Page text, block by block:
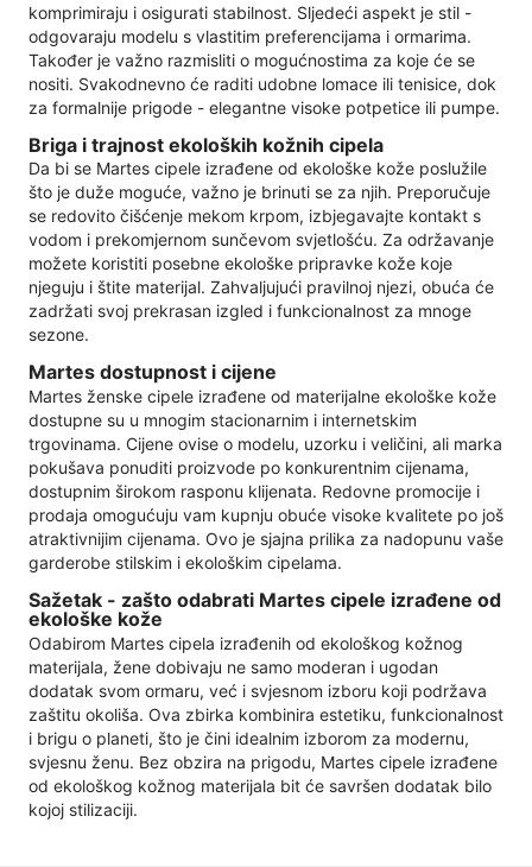
komprimiraju i osigurati stabilnost. Sljedeći aspekt je stil -
odgovaraju modelu s vlastitim preferencijama i ormarima.
Također je važno razmisliti o mogućnostima za koje će se
nositi. Svakodnevno će raditi udobne lomace ili tenisice, dok
za formalnije prigode - elegantne visoke potpetice ili pumpe.
Briga i trajnost ekoloških kožnih cipela
Da bi se Martes cipele izrađene od ekološke kože poslužile
što je duže moguće, važno je brinuti se za njih. Preporučuje
se redovito čišćenje mekom krpom, izbjegavajte kontakt s
vodom i prekomjernom sunčevom svjetlošću. Za održavanje
možete koristiti posebne ekološke pripravke kože koje
njeguju i štite materijal. Zahvaljujući pravilnoj njezi, obuća će
zadržati svoj prekrasan izgled i funkcionalnost za mnoge
sezone.
Martes dostupnost i cijene
Martes ženske cipele izrađene od materijalne ekološke kože
dostupne su u mnogim stacionarnim i internetskim
trgovinama. Cijene ovise o modelu, uzorku i veličini, ali marka
pokušava ponuditi proizvode po konkurentnim cijenama,
dostupnim širokom rasponu klijenata. Redovne promocije i
prodaja omogućuju vam kupnju obuće visoke kvalitete po još
atraktivnijim cijenama. Ovo je sjajna prilika za nadopunu vaše
garderobe stilskim i ekološkim cipelama.
Sažetak - zašto odabrati Martes cipele izrađene od
ekološke kože
Odabirom Martes cipela izrađenih od ekološkog kožnog
materijala, žene dobivaju ne samo moderan i ugodan
dodatak svom ormaru, već i svjesnom izboru koji podržava
zaštitu okoliša. Ova zbirka kombinira estetiku, funkcionalnost
i brigu o planeti, što je čini idealnim izborom za modernu,
svjesnu ženu. Bez obzira na prigodu, Martes cipele izrađene
od ekološkog kožnog materijala bit će savršen dodatak bilo
kojoj stilizaciji.